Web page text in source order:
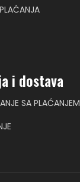
i dostava
SA PLAĆANJEM